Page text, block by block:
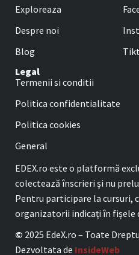
Exploreaza
Despre noi
Blog
Legal
Termenii si conditii
Politica confidentialitate
Politica cookies
General
EDEX.ro este o platformă
colectează înscrieri și nu
Pentru participare la cursuri,
organizatorii indicați în fișele
© 2025 EdeX.ro – Toate
Dezvoltata de InsideWeb